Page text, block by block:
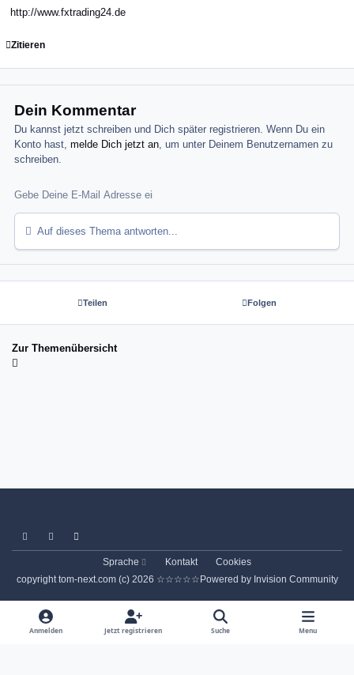
http://www.fxtrading24.de
Zitieren
Dein Kommentar
Du kannst jetzt schreiben und Dich später registrieren. Wenn Du ein
Konto hast,melde Dich jetzt an, um unter Deinem Benutzernamen zu
schreiben.
Auf dieses Thema antworten...
Teilen Folgen
Zur Themenübersicht
Sprache Kontakt
Cookies
copyright tom-next.com (c) 2026 ☆☆☆☆☆Powered by Invision Community
Anmelden Jetzt registrieren Suche Menu